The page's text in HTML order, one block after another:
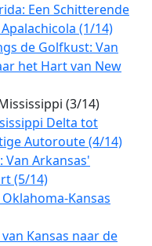
Een Schitterende
(1/14)
de Golfkust: Van
het Hart van New
(3/14)
Delta tot
Autoroute (4/14)
Van Arkansas'
(5/14)
Kansas
Kansas naar de